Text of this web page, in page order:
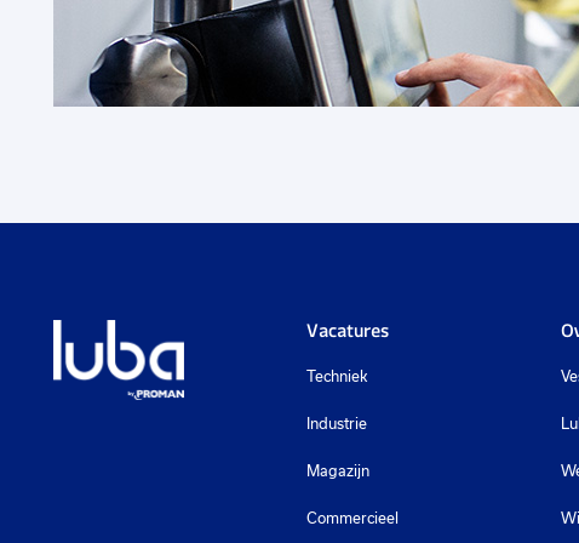
€ 3000-€ 3800 p.m.
Vacatures
Techniek
Industrie
Magazijn
Commercieel